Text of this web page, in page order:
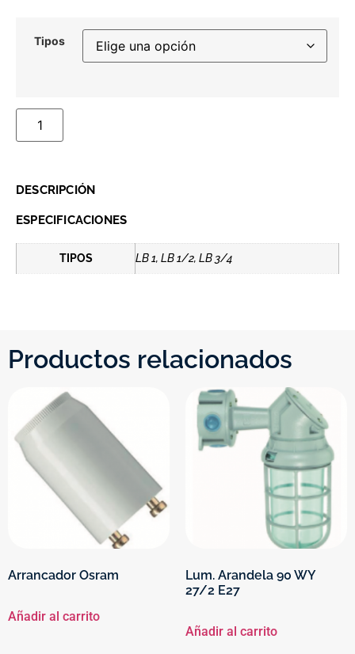
Tipos
DESCRIPCIÓN
ESPECIFICACIONES
TIPOS LB 1, LB 1/2, LB 3/4
Productos relacionados
Arrancador Osram
Añadir al carrito
Lum. Arandela 90 WY
27/2 E27
Añadir al carrito